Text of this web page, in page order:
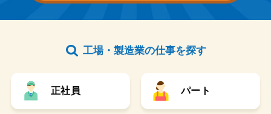
工場・製造業の仕事を探す
正社員 パート